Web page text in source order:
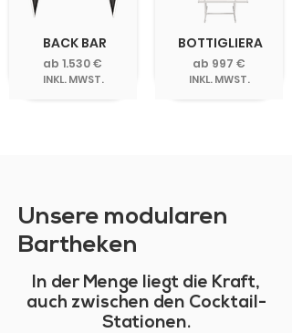
BACK BAR
ab 1.530 €
INKL. MWST.
BOTTIGLIERA
ab 997 €
INKL. MWST.
Unsere modularen
Bartheken
In der Menge liegt die Kraft,
auch zwischen den Cocktail-
Stationen.